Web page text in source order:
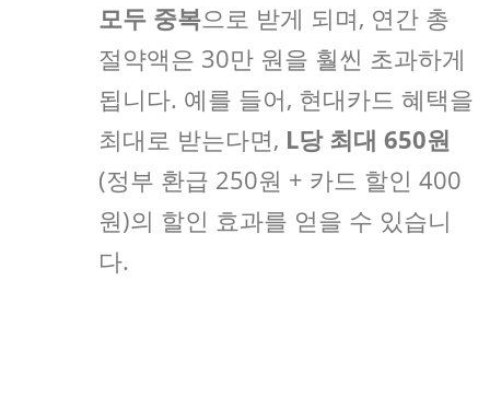
모두 중복으로 받게 되며, 연간 총
절약액은 30만 원을 훨씬 초과하게
됩니다. 예를 들어, 현대카드 혜택을
최대로 받는다면, L당 최대 650원
(정부 환급 250원 + 카드 할인 400
원)의 할인 효과를 얻을 수 있습니
다.